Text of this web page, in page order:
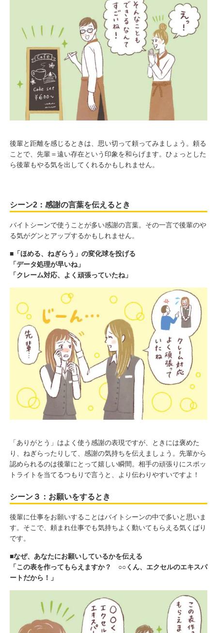
後輩と距離を感じるときは、思い切って頼ってみましょう。頼る
ことで、先輩＝遠い存在という印象を和らげます。ひょっとした
ら後輩もやる気を出してくれるかもしれません。
シーン2：感謝の言葉を伝えるとき
バイトシーンで使うことが多い感謝の言葉。その一言で後輩のや
る気がグンとアップするかもしれません。
■「ほめる、ねぎらう」の変化球を投げる
「データ処理が早いね」
「クレーム対応、よく頑張っていたね」
「ありがとう」はよく使う感謝の表現ですが、ときには褒めた
り、ねぎらったりして、感謝の気持ちを伝えましょう。先輩から
認められるのは後輩にとって嬉しい瞬間。相手の頑張りにスポッ
トライトを当てるつもりで言うと、より伝わりやすいですよ！
シーン３：お願いをするとき
後輩に仕事をお願いすることはバイトシーンの中で多いと思いま
す。そこで、頼まれ仕事でも気持ちよく動いてもらえる気くばり
です。
■なぜ、あなたにお願いしているかを伝える
「この表を作ってもらえますか？ ○○くん、エクセルのエキスパ
ートだから！」